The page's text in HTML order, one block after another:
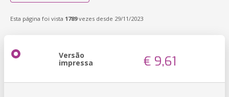
Esta página foi vista 1789vezes desde 29/11/2023
Versão
impressa € 9,61